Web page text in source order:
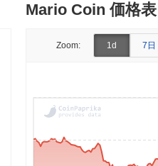
Mario Coin 価格
Zoom: 1d 7日